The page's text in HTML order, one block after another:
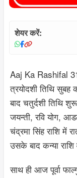
शेयर करें:
Aaj Ka Rashifal
त्रयोदशी तिथि
बाद चतुर्दशी तिथि
जयन्ती, रवि योग,
चंद्रमा सिंह राशि
उसके बाद कन्या
साथ ही आज पूर्वा